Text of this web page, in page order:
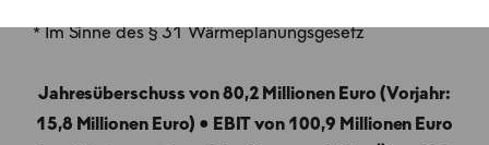
* Im Sinne des § 31 Wärmeplanungsgesetz
Jahresüberschuss von 80,2 Millionen Euro (Vorjahr:
15,8 Millionen Euro) ● EBIT von 100,9 Millionen Euro